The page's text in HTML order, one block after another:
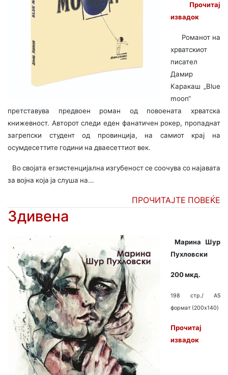
Прочитај
извадок
Романот на
хрватскиот
писател
Дамир
Каракаш „Blue
moon“
претставува предвоен роман од повоената хрватска
книжевност. Авторот следи еден фанатичен рокер, пропаднат
загрепски студент од провинција, на самиот крај на
осумдесеттите години на дваесеттиот век.
Во својата егзистенцијална изгубеност се соочува со најавата
за војна која ја слуша на...
ПРОЧИТАЈТЕ ПОВЕЌЕ
Здивена
Марина Шур
Пухловски
200 мкд.
198 стр./ A5
формат (200x140)
Прочитај
извадок